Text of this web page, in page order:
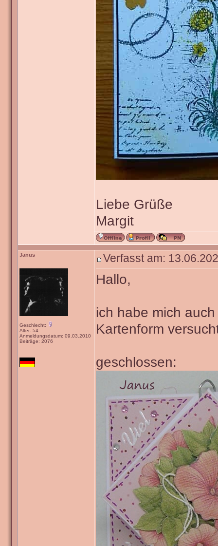
Liebe Grüße
Margit
Janus
Geschlecht:
Alter: 54
Anmeldungsdatum: 09.03.2010
Beiträge: 2076
Verfasst am:
Hallo,
ich habe mich
Kartenform
geschlossen: